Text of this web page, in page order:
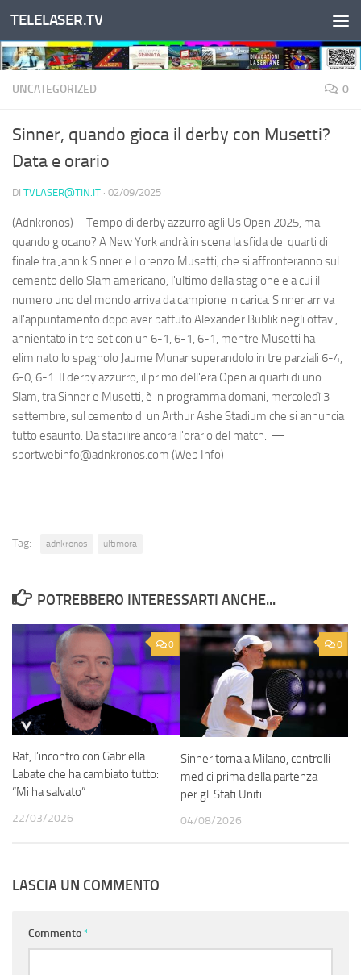
Salta al contenuto
TELELASER.TV
UNCATEGORIZED 0
Sinner, quando gioca il derby con Musetti?
Data e orario
DI TVLASER@TIN.IT · 02/09/2025
(Adnkronos) – Tempo di derby azzurro agli Us Open 2025, ma
quando giocano? A New York andrà in scena la sfida dei quarti di
finale tra Jannik Sinner e Lorenzo Musetti, che si affronteranno sul
cemento dello Slam americano, l'ultimo della stagione e a cui il
numero uno del mondo arriva da campione in carica. Sinner arriva
all'appuntamento dopo aver battuto Alexander Bublik negli ottavi,
annientato in tre set con un 6-1, 6-1, 6-1, mentre Musetti ha
eliminato lo spagnolo Jaume Munar superandolo in tre parziali 6-4,
6-0, 6-1. Il derby azzurro, il primo dell'era Open ai quarti di uno
Slam, tra Sinner e Musetti, è in programma domani, mercoledì 3
settembre, sul cemento di un Arthur Ashe Stadium che si annuncia
tutto esaurito. Da stabilire ancora l'orario del match. —
sportwebinfo@adnkronos.com (Web Info)
Tag: adnkronos ultimora
POTREBBERO INTERESSARTI ANCHE...
0
Raf, l’incontro con Gabriella
Labate che ha cambiato tutto:
“Mi ha salvato”
22/03/2026
0
Sinner torna a Milano, controlli
medici prima della partenza
per gli Stati Uniti
04/08/2026
LASCIA UN COMMENTO
Commento*